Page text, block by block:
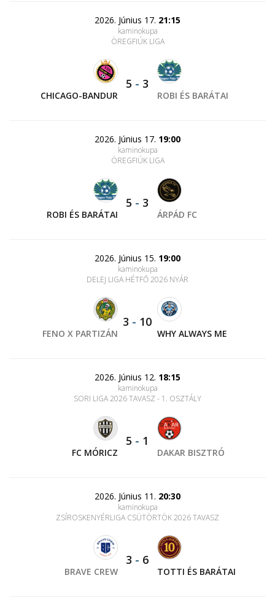
2026. Június 17. 21:15
kaminokupa
ÖREGFIÚK LIGA
CHICAGO-BANDUR
5 - 3
ROBI ÉS BARÁTAI
2026. Június 17. 19:00
kaminokupa
ÖREGFIÚK LIGA
ROBI ÉS BARÁTAI
5 - 3
ÁRPÁD FC
2026. Június 15. 19:00
kaminokupa
DELEJ LIGA HÉTFŐ 2026 NYÁR
FENO X PARTIZÁN
3 - 10
WHY ALWAYS ME
2026. Június 12. 18:15
kaminokupa
SORI LIGA 2026 TAVASZ - 1. OSZTÁLY
FC MÓRICZ
5 - 1
DAKAR BISZTRÓ
2026. Június 11. 20:30
kaminokupa
ZSÍROSKENYÉRLIGA CSÜTÖRTÖK 2026 TAVASZ
BRAVE CREW
3 - 6
TOTTI ÉS BARÁTAI